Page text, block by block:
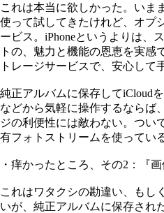
これは本当に欲しかった。いま
使って試してきたけれど、オプ
ービス。iPhoneというよりは、
トの、魅力と機能の恩恵を実感
トレージサービスで、安心して
純正アルバムに保存してiCloud
などから気軽に操作するならば
ジの利便性には敵わない。つい
有フォトストリームを使ってい
・痒かったところ、その2：『
これはワタクシの勘違い、もし
いが、純正アルバムに保存され